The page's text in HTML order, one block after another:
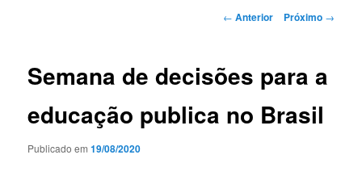
principal
Navegação
← Anterior Próximo →
Semana de decisões para a
educação publica no Brasil
Publicado em19/08/2020